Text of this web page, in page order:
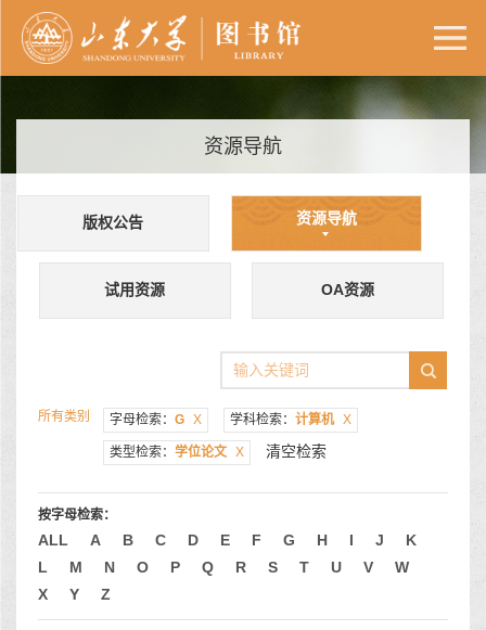
资源导航
版权公告 资源导航
试用资源 OA资源
所有类别 字母检索： G X 学科检索： 计算机 X
类型检索： 学位论文 X 清空检索
按字母检索：
ALL A B C D E F G H I J
K
L
M N O P Q R S T U V
W
X
Y Z